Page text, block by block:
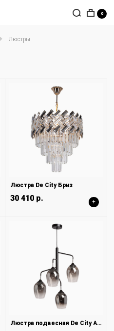
0
Люстры
Люстра De City Бриз
30 410 р. +
Люстра подвесная De City Альфа 324019104